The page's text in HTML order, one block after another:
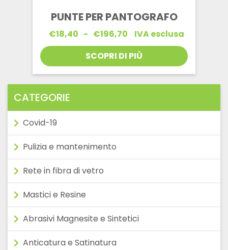
PUNTE PER PANTOGRAFO
€18,40 - €196,70Fascia
di
prezzo:
da
€18,40
a
€196,70
IVA esclusa
SCOPRI DI PIÙ
CATEGORIE
Covid-19
Pulizia e mantenimento
Rete in fibra di vetro
Mastici e Resine
Abrasivi Magnesite e Sintetici
Anticatura e Satinatura